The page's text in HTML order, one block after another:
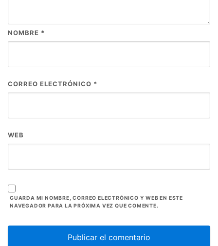
NOMBRE *
CORREO ELECTRÓNICO *
WEB
GUARDA MI NOMBRE, CORREO ELECTRÓNICO Y WEB EN ESTE
NAVEGADOR PARA LA PRÓXIMA VEZ QUE COMENTE.